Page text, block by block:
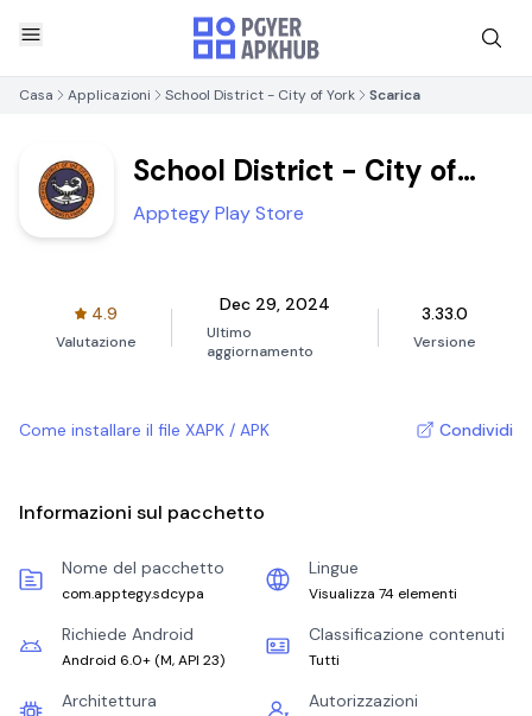
Casa Applicazioni School District - City of York Scarica
School District - City of
York
Apptegy Play Store
4.9
Valutazione
Dec 29, 2024
Ultimo
aggiornamento
3.33.0
Versione
Come installare il file XAPK / APK Condividi
Informazioni sul pacchetto
Nome del pacchetto
com.apptegy.sdcypa
Lingue
Visualizza 74 elementi
Richiede Android
Android 6.0+ (M, API 23)
Classificazione contenuti
Tutti
Architettura Autorizzazioni